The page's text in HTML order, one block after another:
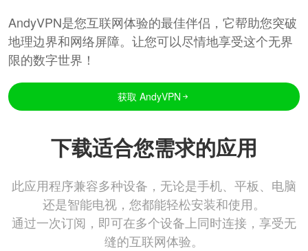
AndyVPN是您互联网体验的最佳伴侣，它帮助您突破
地理边界和网络屏障。让您可以尽情地享受这个无界
限的数字世界！
获取 AndyVPN
下载适合您需求的应用
此应用程序兼容多种设备，无论是手机、平板、电脑
还是智能电视，您都能轻松安装和使用。
通过一次订阅，即可在多个设备上同时连接，享受无
缝的互联网体验。